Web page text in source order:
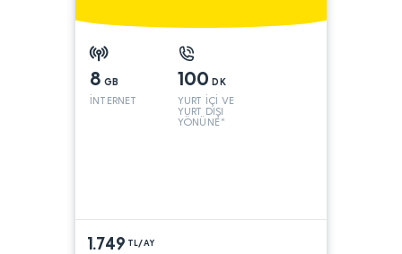
8 GB
İNTERNET
100 DK
YURT İÇİ VE
YURT DIŞI
YÖNÜNE*
1.749 TL/AY